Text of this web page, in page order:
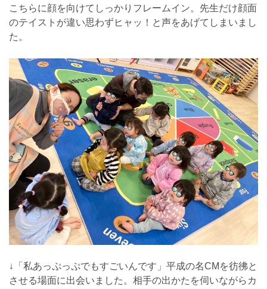
こちらに顔を向けてしっかりフレームイン。先生だけ顔面
のテイストが違い思わずヒャッ！と声をあげてしまいまし
た。
↓「私あっぷっぷでもすごいんです」平成の名CMを彷彿と
させる場面に出会いました。相手の出かたを伺いながらカ